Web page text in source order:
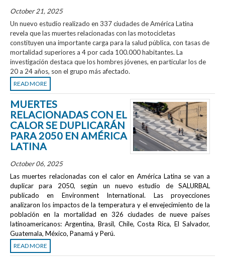
October 21, 2025
Un nuevo estudio realizado en 337 ciudades de América Latina
revela que las muertes relacionadas con las motocicletas
constituyen una importante carga para la salud pública, con tasas de
mortalidad superiores a 4 por cada 100.000 habitantes. La
investigación destaca que los hombres jóvenes, en particular los de
20 a 24 años, son el grupo más afectado.
READ MORE
MUERTES
RELACIONADAS CON EL
CALOR SE DUPLICARÁN
PARA 2050 EN AMÉRICA
LATINA
October 06, 2025
Las muertes relacionadas con el calor en América Latina se van a
duplicar para 2050, según un nuevo estudio de SALURBAL
publicado en Environment International. Las proyecciones
analizaron los impactos de la temperatura y el envejecimiento de la
población en la mortalidad en 326 ciudades de nueve países
latinoamericanos: Argentina, Brasil, Chile, Costa Rica, El Salvador,
Guatemala, México, Panamá y Perú.
READ MORE